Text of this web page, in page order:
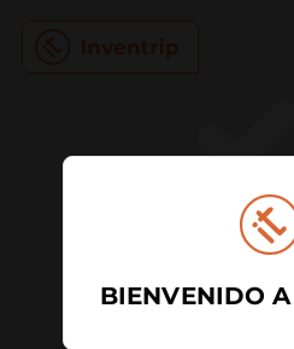
BIENVENIDO